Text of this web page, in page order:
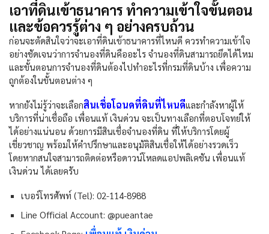
เอาที่ดินเข้าธนาคาร ทำความเข้าใจขั้นตอน
และข้อควรรู้ต่าง ๆ อย่างครบถ้วน
ก่อนจะตัดสินใจว่าจะเอาที่ดินเข้าธนาคารที่ไหนดี ควรทำความเข้าใจ
อย่างชัดเจนว่าการจำนองที่ดินคืออะไร จำนองที่ดินสามารถยึดได้ไหม
และขั้นตอนการจำนองที่ดินต้องไปทำอะไรที่กรมที่ดินบ้าง เพื่อความ
ถูกต้องในขั้นตอนต่าง ๆ
หากยังไม่รู้ว่าจะเลือกสินเชื่อโฉนดที่ดินที่ไหนดีและกำลังหาผู้ให้
บริการที่น่าเชื่อถือ เพื่อนแท้ เงินด่วน จะเป็นทางเลือกที่ตอบโจทย์ให้
ได้อย่างแน่นอน ด้วยการมีสินเชื่อจำนองที่ดิน ที่ให้บริการโดยผู้
เชี่ยวชาญ พร้อมให้คำปรึกษาและอนุมัติสินเชื่อให้ได้อย่างรวดเร็ว
โดยหากสนใจสามารถติดต่อหรือดาวน์โหลดแอปพลิเคชัน เพื่อนแท้
เงินด่วน ได้เลยครับ
เบอร์โทรศัพท์ (Tel): 02-114-8988
Line Official Account: @pueantae